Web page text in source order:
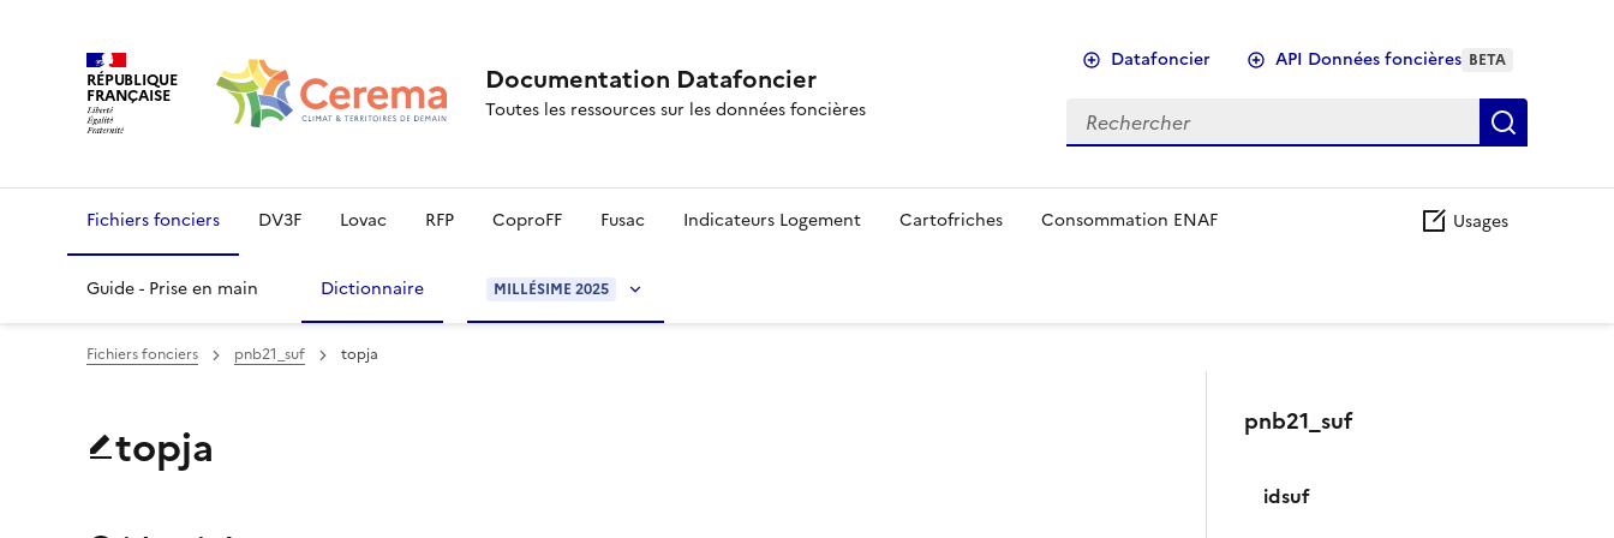
RÉPUBLIQUE
FRANÇAISE Documentation Datafoncier
Toutes les ressources sur les données foncières
Datafoncier API Données foncières BETA
Rechercher
Fichiers fonciers DV3F Lovac RFP CoproFF Fusac Indicateurs Logement Cartofriches Consommation ENAF Usages
Guide - Prise en main Dictionnaire MILLÉSIME 2025
Fichiers fonciers pnb21_suf topja
topja pnb21_suf
idsuf